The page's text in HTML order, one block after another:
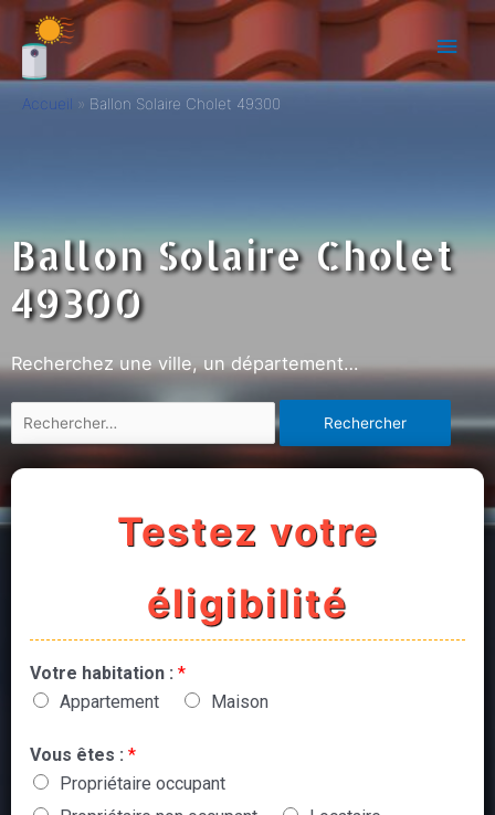
Accueil Ballon Solaire Cholet 49300
Ballon Solaire Cholet
49300
Recherchez une ville, un département…
Testez votre
éligibilité
Votre habitation : *
Appartement
Maison
Vous êtes : *
Propriétaire occupant